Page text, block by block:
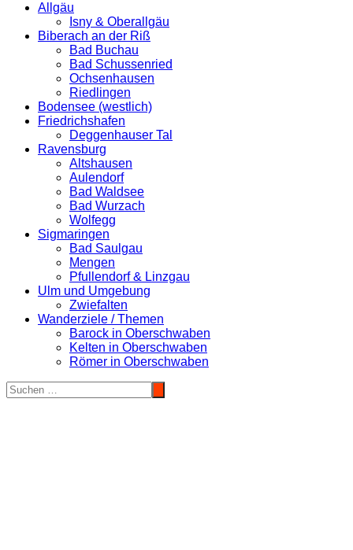
Allgäu
Isny & Oberallgäu
Biberach an der Riß
Bad Buchau
Bad Schussenried
Ochsenhausen
Riedlingen
Bodensee (westlich)
Friedrichshafen
Deggenhauser Tal
Ravensburg
Altshausen
Aulendorf
Bad Waldsee
Bad Wurzach
Wolfegg
Sigmaringen
Bad Saulgau
Mengen
Pfullendorf & Linzgau
Ulm und Umgebung
Zwiefalten
Wanderziele / Themen
Barock in Oberschwaben
Kelten in Oberschwaben
Römer in Oberschwaben